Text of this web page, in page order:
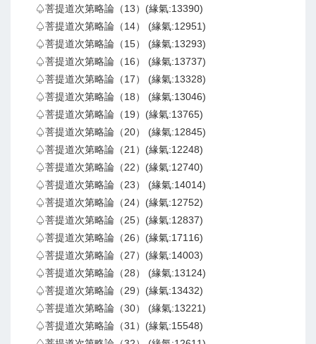
♤菩提道次第略論（13）(緣氣:13390)
♤菩提道次第略論（14） (緣氣:12951)
♤菩提道次第略論（15） (緣氣:13293)
♤菩提道次第略論（16） (緣氣:13737)
♤菩提道次第略論（17） (緣氣:13328)
♤菩提道次第略論（18） (緣氣:13046)
♤菩提道次第略論（19）(緣氣:13765)
♤菩提道次第略論（20） (緣氣:12845)
♤菩提道次第略論（21）(緣氣:12248)
♤菩提道次第略論（22）(緣氣:12740)
♤菩提道次第略論（23） (緣氣:14014)
♤菩提道次第略論（24）(緣氣:12752)
♤菩提道次第略論（25）(緣氣:12837)
♤菩提道次第略論（26）(緣氣:17116)
♤菩提道次第略論（27）(緣氣:14003)
♤菩提道次第略論（28） (緣氣:13124)
♤菩提道次第略論（29）(緣氣:13432)
♤菩提道次第略論（30） (緣氣:13221)
♤菩提道次第略論（31）(緣氣:15548)